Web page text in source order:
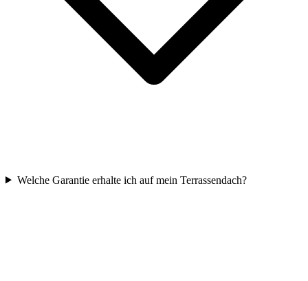
Welche Garantie erhalte ich auf mein Terrassendach?